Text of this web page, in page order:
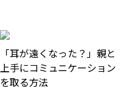
「耳が遠くなった？」親と
上手にコミュニケーション
を取る方法